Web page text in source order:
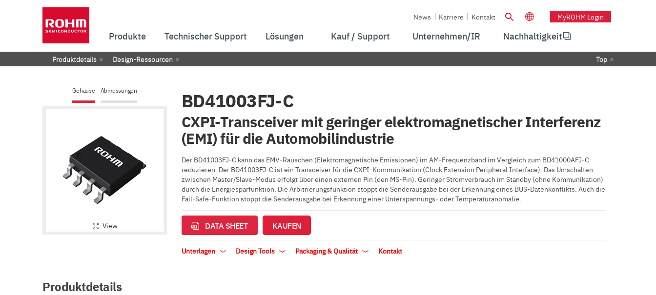
News Karriere Kontakt MyROHM Login
Produkte Technischer Support Lösungen Kauf / Support Unternehmen/IR Nachhaltigkeit
Produktdetails Design-Ressourcen Top
Gehäuse Abmessungen
View
BD41003FJ-C
CXPI-Transceiver mit geringer elektromagnetischer Interferenz
(EMI) für die Automobilindustrie
Der BD41003FJ-C kann das EMV-Rauschen (Elektromagnetische Emissionen) im AM-Frequenzband im Vergleich zum BD41000AFJ-C
reduzieren. Der BD41003FJ-C ist ein Transceiver für die CXPI-Kommunikation (Clock Extension Peripheral Interface). Das Umschalten
zwischen Master/Slave-Modus erfolgt über einen externen Pin (den MS-Pin). Geringer Stromverbrauch im Standby (ohne Kommunikation)
durch die Energiesparfunktion. Die Arbitrierungsfunktion stoppt die Senderausgabe bei der Erkennung eines BUS-Datenkonflikts. Auch die
Fail-Safe-Funktion stoppt die Senderausgabe bei Erkennung einer Unterspannungs- oder Temperaturanomalie.
DATA SHEET KAUFEN
Unterlagen Design Tools Packaging & Qualität Kontakt
Produktdetails